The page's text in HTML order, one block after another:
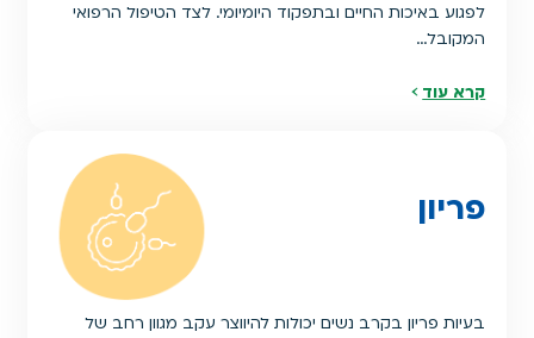
לפגוע באיכות החיים ובתפקוד היומיומי. לצד הטיפול הרפואי
המקובל…
קרא עוד
פריון
בעיות פריון בקרב נשים יכולות להיווצר עקב מגוון רחב של